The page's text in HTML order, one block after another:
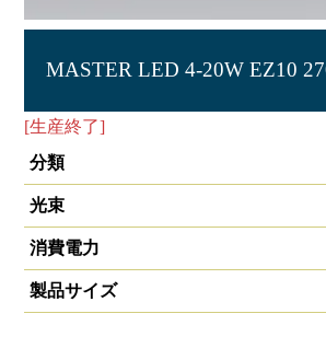
MASTER LED 4-20W EZ10
[生産終了]
分類
光束
消費電力
製品サイズ